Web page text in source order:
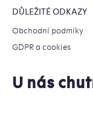
DŮLEŽITÉ ODKAZY
Obchodní podmíky
GDPR a cookies
U nás